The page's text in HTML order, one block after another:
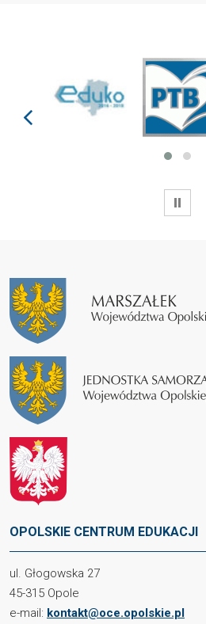
prev
WSTRZYMAJ
OPOLSKIE CENTRUM EDUKACJI
ul. Głogowska 27
45-315 Opole
e-mail: kontakt@oce.opolskie.pl